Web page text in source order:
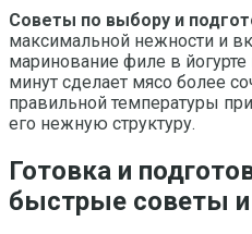
Советы по выбору и
максимальной нежности и
маринование филе в
минут сделает мясо более
правильной температуры
его нежную структуру.
Готовка и
быстрые советы